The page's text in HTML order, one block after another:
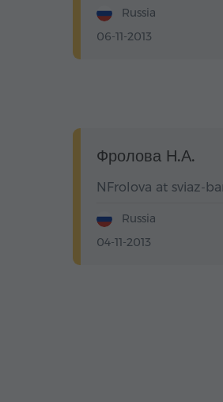
Russia
06-11-2013
Фролова Н.А.
NFrolova at sviaz-
Russia
04-11-2013